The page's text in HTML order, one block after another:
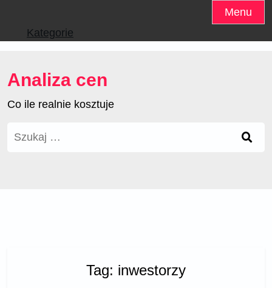
content
Menu
Kategorie
Analiza cen
Co ile realnie kosztuje
Szukaj:
Tag: inwestorzy